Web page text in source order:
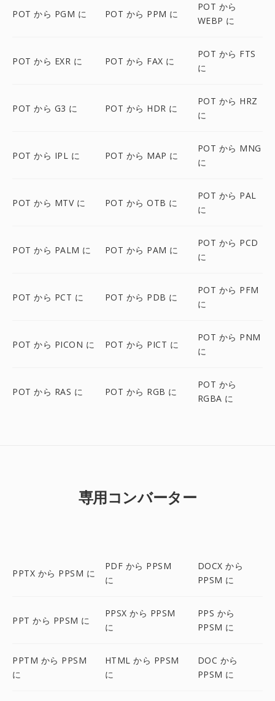
POT から PGM に POT から PPM に
POT から
WEBP に
POT から EXR に POT から FAX に
POT から FTS
に
POT から G3 に POT から HDR に
POT から HRZ
に
POT から IPL に POT から MAP に
POT から MNG
に
POT から MTV に POT から OTB に
POT から PAL
に
POT から PALM に POT から PAM に
POT から PCD
に
POT から PCT に POT から PDB に
POT から PFM
に
POT から PICON に POT から PICT に
POT から PNM
に
POT から RAS に POT から RGB に
POT から
RGBA に
専用コンバーター
PPTX から PPSM に
PDF から PPSM
に
DOCX から
PPSM に
PPT から PPSM に
PPSX から PPSM
に
PPS から
PPSM に
PPTM から PPSM
に
HTML から PPSM
に
DOC から
PPSM に